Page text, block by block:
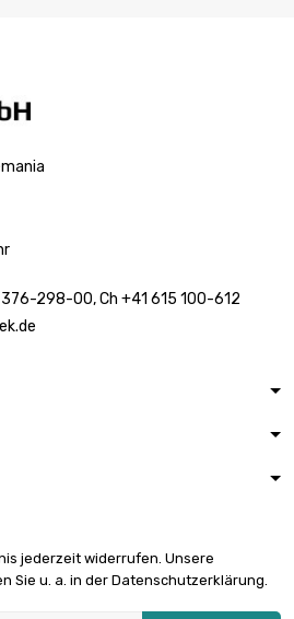
298-00, Ch +41 615 100-612
jederzeit widerrufen. Unsere
Sie u. a. in der Datenschutzerklärung.